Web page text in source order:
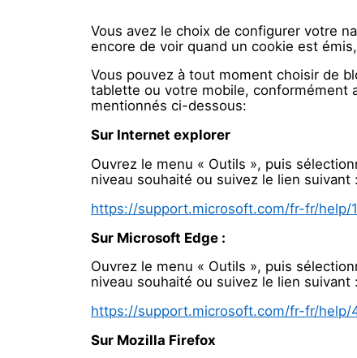
Vous avez le choix de configurer votre
encore de voir quand un cookie est
Vous pouvez à tout moment choisir de
tablette ou votre mobile, conformément
mentionnés ci-dessous:
Sur Internet explorer
Ouvrez le menu « Outils », puis
niveau souhaité ou suivez le lien suivant :
https://support.microsoft.com/fr-fr/
Sur Microsoft Edge :
Ouvrez le menu « Outils », puis
niveau souhaité ou suivez le lien suivant :
https://support.microsoft.com/fr-fr/
Sur Mozilla Firefox